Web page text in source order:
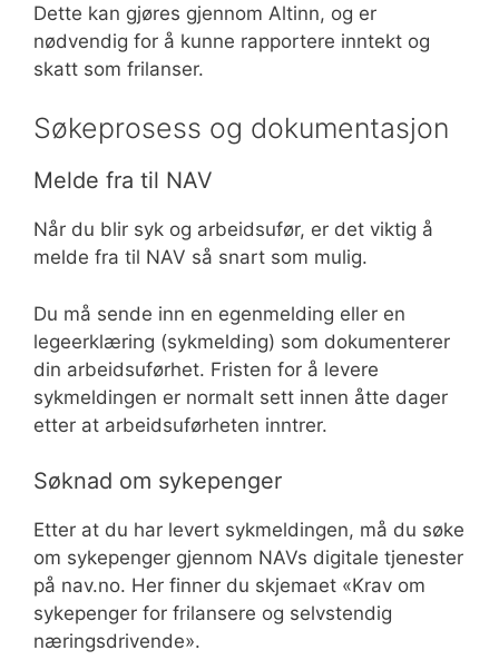
Dette kan gjøres gjennom Altinn, og er
nødvendig for å kunne rapportere inntekt og
skatt som frilanser.
Søkeprosess og dokumentasjon
Melde fra til NAV
Når du blir syk og arbeidsufør, er det viktig å
melde fra til NAV så snart som mulig.
Du må sende inn en egenmelding eller en
legeerklæring (sykmelding) som dokumenterer
din arbeidsuførhet. Fristen for å levere
sykmeldingen er normalt sett innen åtte dager
etter at arbeidsuførheten inntrer.
Søknad om sykepenger
Etter at du har levert sykmeldingen, må du søke
om sykepenger gjennom NAVs digitale tjenester
på nav.no. Her finner du skjemaet «Krav om
sykepenger for frilansere og selvstendig
næringsdrivende».